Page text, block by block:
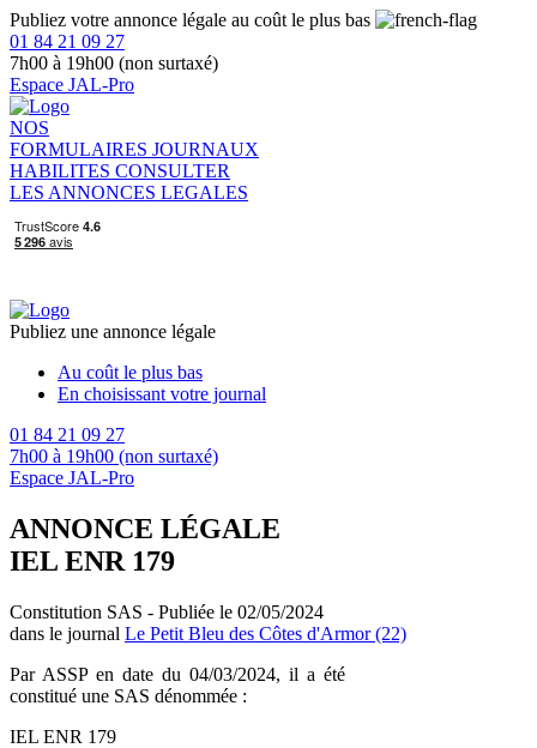
Publiez votre annonce légale au coût le plus bas
01 84 21 09 27
7h00 à 19h00 (non surtaxé)
Espace JAL-Pro
NOS
FORMULAIRES JOURNAUX
HABILITES CONSULTER
LES ANNONCES LEGALES
Publiez une annonce légale
Au coût le plus bas
En choisissant votre journal
01 84 21 09 27
7h00 à 19h00 (non surtaxé)
Espace JAL-Pro
ANNONCE LÉGALE
IEL ENR 179
Constitution SAS - Publiée le 02/05/2024
dans le journal Le Petit Bleu des Côtes d'Armor (22)
Par ASSP en date du 04/03/2024, il a été
constitué une SAS dénommée :
IEL ENR 179